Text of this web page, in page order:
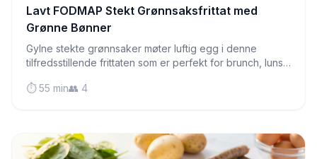
Lavt FODMAP Stekt Grønnsaksfrittat med
Grønne Bønner
Gylne stekte grønnsaker møter luftig egg i denne
tilfredsstillende frittaten som er perfekt for brunch, lunsj
vennlige grønnsaker på.
⏱️ 55 min👥 4